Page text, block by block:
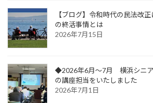
【ブログ】令和時代の民法改
の終活事情とは
2026年7月15日
◆2026年6月～7月 横浜シニア
の講座担当をいたしました
2026年7月1日